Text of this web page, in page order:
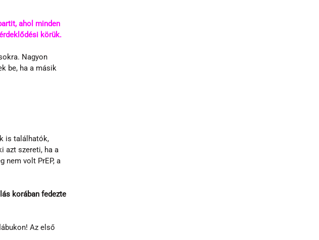
ahol minden
körük.
Nagyon
be, ha a másik
is találhatók,
azt szereti, ha a
nem volt PrEP, a
korában fedezte
Az első